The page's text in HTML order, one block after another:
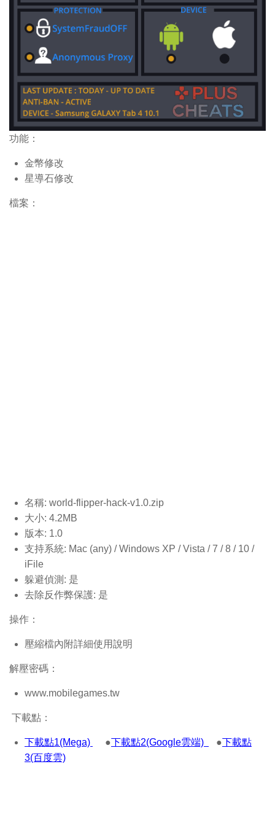
功能：
金幣修改
星導石修改
檔案：
名稱: world-flipper-hack-v1.0.zip
大小: 4.2MB
版本: 1.0
支持系統: Mac (any) / Windows XP / Vista / 7 / 8 / 10 /
iFile
躲避偵測: 是
去除反作弊保護: 是
操作：
壓縮檔內附詳細使用說明
解壓密碼：
www.mobilegames.tw
下載點：
下載點1(Mega) ●下載點2(Google雲端) ●下載點
3(百度雲)